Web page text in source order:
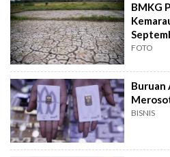
BMKG
FOTO
Buruan
BISNIS